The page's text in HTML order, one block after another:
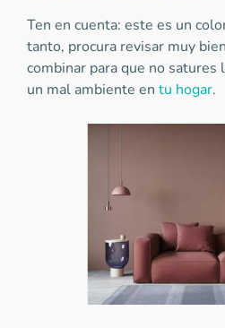
Ten en cuenta: este es un
tanto, procura revisar muy
combinar para que no satures
un mal ambiente en tu hogar.